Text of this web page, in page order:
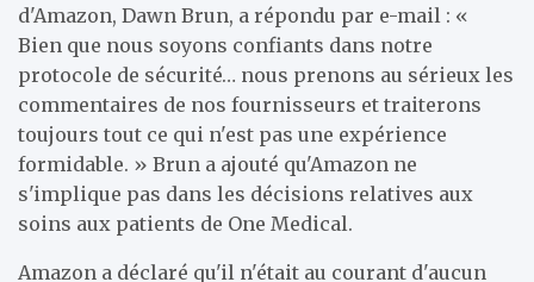
d'Amazon, Dawn Brun, a répondu par e-mail : «
Bien que nous soyons confiants dans notre
protocole de sécurité… nous prenons au sérieux les
commentaires de nos fournisseurs et traiterons
toujours tout ce qui n'est pas une expérience
formidable. » Brun a ajouté qu'Amazon ne
s'implique pas dans les décisions relatives aux
soins aux patients de One Medical.
Amazon a déclaré qu'il n'était au courant d'aucun